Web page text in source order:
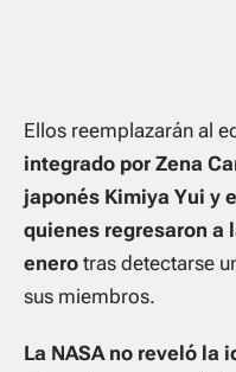
Ellos reemplazarán al
integrado por Zena
japonés Kimiya Yui y
quienes regresaron a
enero tras detectarse
sus miembros.
La NASA no reveló la